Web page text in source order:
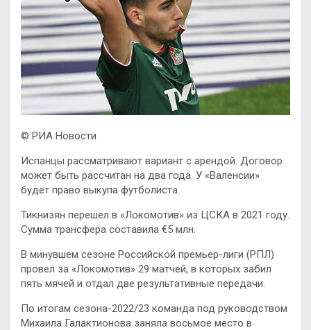
© РИА Новости
Испанцы рассматривают вариант с арендой. Договор
может быть рассчитан на два года. У «Валенсии»
будет право выкупа футболиста.
Тикнизян перешел в «Локомотив» из ЦСКА в 2021 году.
Сумма трансфера составила €5 млн.
В минувшем сезоне Российской премьер-лиги (РПЛ)
провел за «Локомотив» 29 матчей, в которых забил
пять мячей и отдал две результативные передачи.
По итогам сезона-2022/23 команда под руководством
Михаила Галактионова заняла восьмое место в